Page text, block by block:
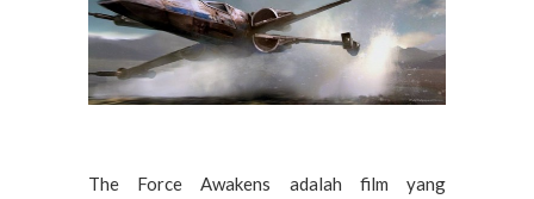
The Force Awakens adalah film yang